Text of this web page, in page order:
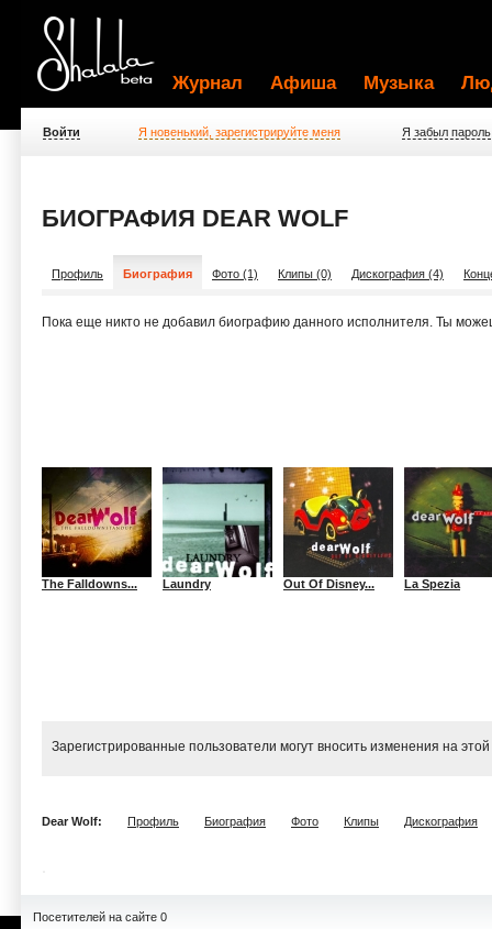
Журнал Афиша Музыка
Войти Я новенький, зарегистрируйте меня Я забыл пароль
БИОГРАФИЯ DEAR WOLF
Профиль Биография Фото (1) Клипы (0) Дискография (4)
Пока еще никто не добавил биографию данного исполнителя. Ты
The Falldowns... Laundry Out Of Disney... La Spezia
Зарегистрированные пользователи могут вносить изменения на
Dear Wolf: Профиль Биография Фото Клипы Дискография
Посетителей на сайте 0